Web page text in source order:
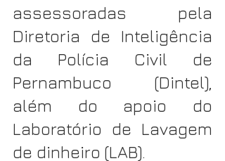
assessoradas pela
Diretoria de Inteligência
da Polícia Civil de
Pernambuco (Dintel),
além do apoio do
Laboratório de Lavagem
de dinheiro (LAB).